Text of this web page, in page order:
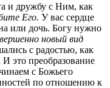
и дружбу с Ним, как
Его. У вас сердце
или дочь. Богу нужно
новый вид
с радостью, как
это преобразование
с Божьего
по отношению к